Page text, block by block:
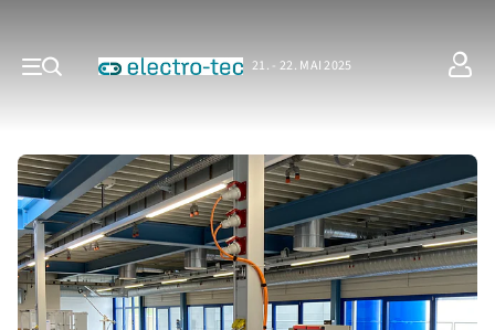
21. - 22. MAI 2025